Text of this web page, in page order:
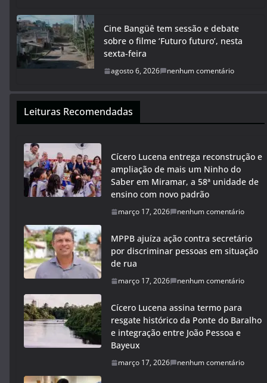
Cine Bangüê tem sessão e debate
sobre o filme ‘Futuro futuro’, nesta
sexta-feira
agosto 6, 2026 nenhum comentário
Leituras Recomendadas
Cícero Lucena entrega reconstrução e
ampliação de mais um Ninho do
Saber em Miramar, a 58ª unidade de
ensino com novo padrão
março 17, 2026 nenhum comentário
MPPB ajuíza ação contra secretário
por discriminar pessoas em situação
de rua
março 17, 2026 nenhum comentário
Cícero Lucena assina termo para
resgate histórico da Ponte do Baralho
e integração entre João Pessoa e
Bayeux
março 17, 2026 nenhum comentário